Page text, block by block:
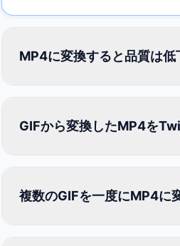
MP4に変換すると品質は低
GIFから変換したMP4を
複数のGIFを一度にMP4に